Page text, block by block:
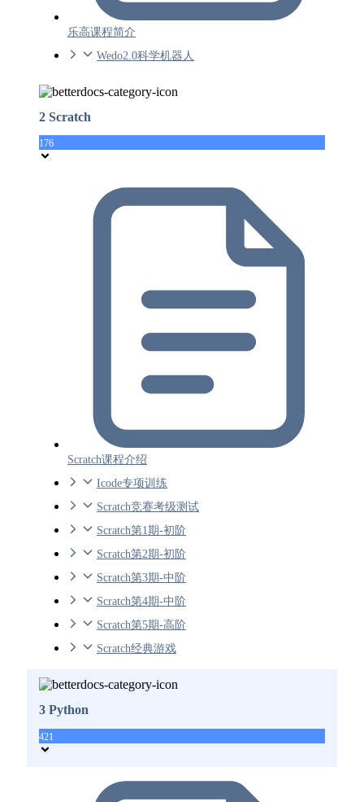
乐高课程简介
Wedo2.0科学机器人
2 Scratch
176
Scratch课程介绍
Icode专项训练
Scratch竞赛考级测试
Scratch第1期-初阶
Scratch第2期-初阶
Scratch第3期-中阶
Scratch第4期-中阶
Scratch第5期-高阶
Scratch经典游戏
3 Python
421